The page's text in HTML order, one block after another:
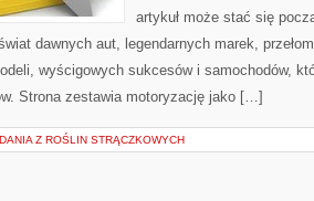
artykuł może stać się
dawnych aut, legendarnych marek,
wyścigowych sukcesów i samochodów,
Strona zestawia motoryzację jako […]
DANIA Z ROŚLIN STRĄCZKOWYCH